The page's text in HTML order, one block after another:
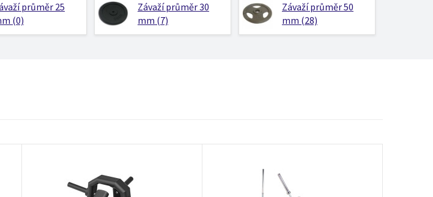
průměr 25
(0)
Závaží průměr 30
mm (7)
Závaží průměr 50
mm (28)